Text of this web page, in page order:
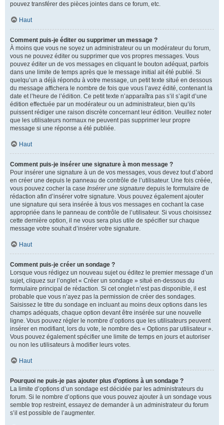
pouvez transférer des pièces jointes dans ce forum, etc.
Haut
Comment puis-je éditer ou supprimer un message ?
À moins que vous ne soyez un administrateur ou un modérateur du forum,
vous ne pouvez éditer ou supprimer que vos propres messages. Vous
pouvez éditer un de vos messages en cliquant le bouton adéquat, parfois
dans une limite de temps après que le message initial ait été publié. Si
quelqu’un a déjà répondu à votre message, un petit texte situé en dessous
du message affichera le nombre de fois que vous l’avez édité, contenant la
date et l’heure de l’édition. Ce petit texte n’apparaîtra pas s’il s’agit d’une
édition effectuée par un modérateur ou un administrateur, bien qu’ils
puissent rédiger une raison discrète concernant leur édition. Veuillez noter
que les utilisateurs normaux ne peuvent pas supprimer leur propre
message si une réponse a été publiée.
Haut
Comment puis-je insérer une signature à mon message ?
Pour insérer une signature à un de vos messages, vous devez tout d’abord
en créer une depuis le panneau de contrôle de l’utilisateur. Une fois créée,
vous pouvez cocher la case Insérer une signature depuis le formulaire de
rédaction afin d’insérer votre signature. Vous pouvez également ajouter
une signature qui sera insérée à tous vos messages en cochant la case
appropriée dans le panneau de contrôle de l’utilisateur. Si vous choisissez
cette dernière option, il ne vous sera plus utile de spécifier sur chaque
message votre souhait d’insérer votre signature.
Haut
Comment puis-je créer un sondage ?
Lorsque vous rédigez un nouveau sujet ou éditez le premier message d’un
sujet, cliquez sur l’onglet « Créer un sondage » situé en-dessous du
formulaire principal de rédaction. Si cet onglet n’est pas disponible, il est
probable que vous n’ayez pas la permission de créer des sondages.
Saisissez le titre du sondage en incluant au moins deux options dans les
champs adéquats, chaque option devant être insérée sur une nouvelle
ligne. Vous pouvez régler le nombre d’options que les utilisateurs peuvent
insérer en modifiant, lors du vote, le nombre des « Options par utilisateur ».
Vous pouvez également spécifier une limite de temps en jours et autoriser
ou non les utilisateurs à modifier leurs votes.
Haut
Pourquoi ne puis-je pas ajouter plus d’options à un sondage ?
La limite d’options d’un sondage est décidée par les administrateurs du
forum. Si le nombre d’options que vous pouvez ajouter à un sondage vous
semble trop restreint, essayez de demander à un administrateur du forum
s’il est possible de l’augmenter.